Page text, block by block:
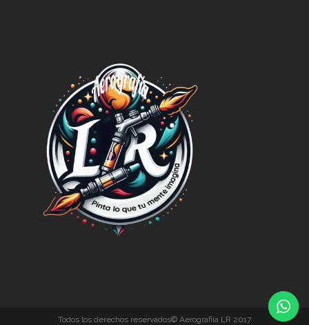
Todos los derechos reservados© Aerografiía LR 2017